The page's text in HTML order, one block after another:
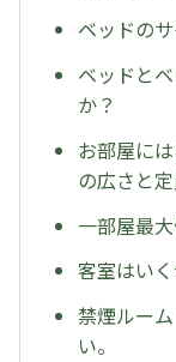
ベッドの
ベッドと
か？
お部屋に
の広さと
一部屋最
客室はい
禁煙ルー
い。